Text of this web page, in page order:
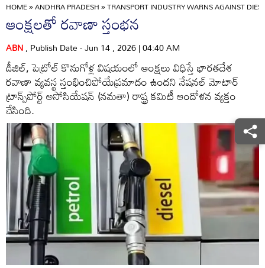
HOME»ANDHRA PRADESH»TRANSPORT INDUSTRY WARNS AGAINST
ఆంక్షలతో రవాణా స్తంభన
ABN, Publish Date - Jun 14 , 2026 | 04:40 AM
డీజిల్‌, పెట్రోల్‌ కొనుగోళ్ల విషయంలో ఆంక్షలు విధిస్తే భారతదేశ
రవాణా వ్యవస్థ స్తంభించిపోయేప్రమాదం ఉందని నేషనల్‌ మోటార్‌
ట్రాన్స్‌పోర్ట్‌ అసోసియేషన్‌ (నమతా) రాష్ట్ర కమిటీ ఆందోళన వ్యక్తం
చేసింది.